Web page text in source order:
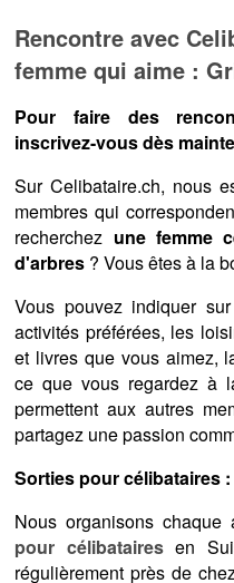
Rencontre avec
femme qui aime :
Pour faire des
inscrivez-vous dès
Sur Celibataire.ch, nous
membres qui
recherchez une femme
d'arbres ? Vous êtes à la
Vous pouvez indiquer
activités préférées, les
et livres que vous aimez,
ce que vous regardez à
permettent aux autres
partagez une passion
Sorties pour célibataires :
Nous organisons chaque
pour célibatairesen
régulièrement près de